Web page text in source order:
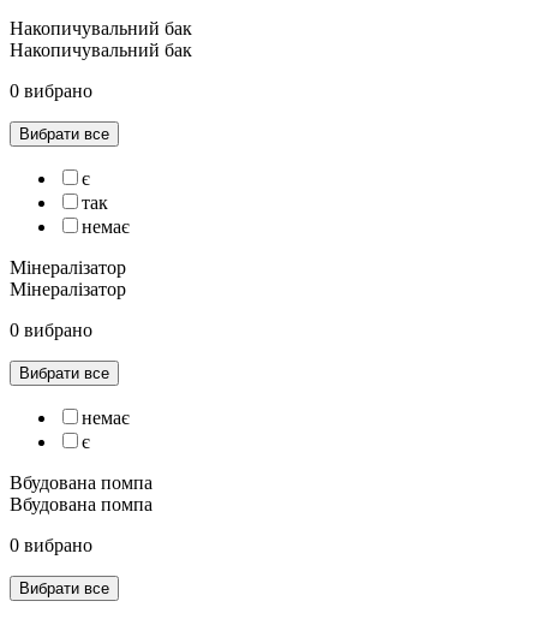
Накопичувальний бак
Накопичувальний бак
0 вибрано
Вибрати все
є
так
немає
Мінералізатор
Мінералізатор
0 вибрано
Вибрати все
немає
є
Вбудована помпа
Вбудована помпа
0 вибрано
Вибрати все